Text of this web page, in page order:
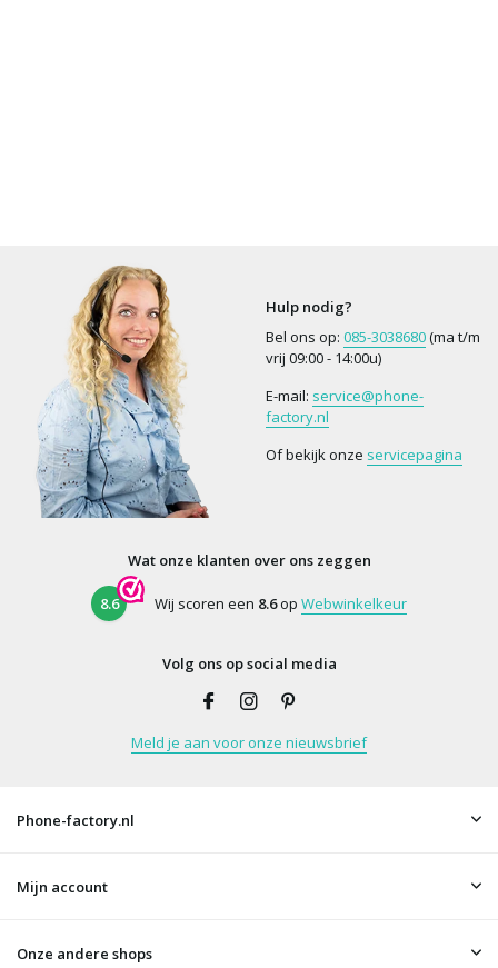
Hulp nodig?
Bel ons op: 085-3038680(ma t/m
vrij 09:00 - 14:00u)
E-mail: service@phone-
factory.nl
Of bekijk onze servicepagina
Wat onze klanten over ons zeggen
8.6 Wij scoren een 8.6op Webwinkelkeur
Volg ons op social media
Meld je aan voor onze nieuwsbrief
Phone-factory.nl
Mijn account
Onze andere shops